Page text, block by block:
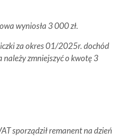
wyniosła 3 000 zł.
za okres 01/2025r. dochód
zmniejszyć o kwotę 3
sporządził remanent na dzień